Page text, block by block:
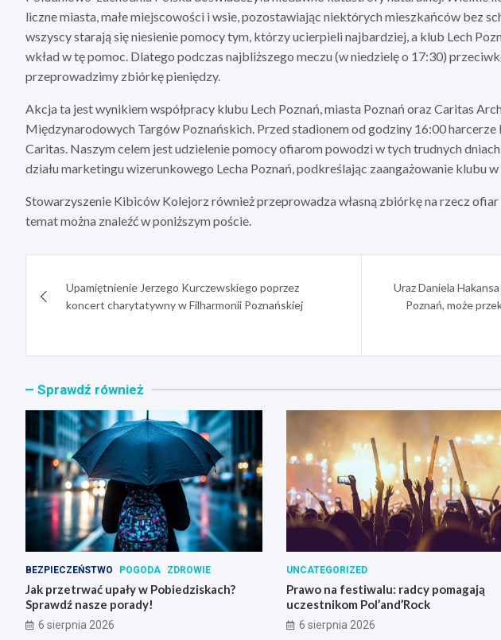
liczne miasta, małe miejscowości i wsie, pozostawiając niektórych mieszkańców bez
wszyscy starają się niesienie pomocy tym, którzy ucierpieli najbardziej, a klub Lech
wkład w tę pomoc. Dlatego podczas najbliższego meczu (w niedzielę o 17:30)
przeprowadzimy zbiórkę pieniędzy.
Akcja ta jest wynikiem współpracy klubu Lech Poznań, miasta Poznań oraz Caritas
Międzynarodowych Targów Poznańskich. Przed stadionem od godziny 16:00
Caritas. Naszym celem jest udzielenie pomocy ofiarom powodzi w tych trudnych
działu marketingu wizerunkowego Lecha Poznań, podkreślając zaangażowanie klubu
Stowarzyszenie Kibiców Kolejorz również przeprowadza własną zbiórkę na rzecz
temat można znaleźć w poniższym poście.
wpisuUpamiętnienie Jerzego Kurczewskiego poprzez
koncert charytatywny w Filharmonii Poznańskiej
Uraz Daniela
Poznań, może
Sprawdź również
BEZPIECZEŃSTWO POGODA ZDROWIE
Jak przetrwać upały w Pobiedziskach?
Sprawdź nasze porady!
6 sierpnia 2026
UNCATEGORIZED
Prawo na festiwalu: radcy pomagają
uczestnikom Pol’and’Rock
6 sierpnia 2026